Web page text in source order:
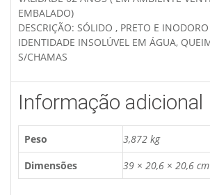
EMBALADO)
DESCRIÇÃO: SÓLIDO , PRETO E INODORO
IDENTIDADE INSOLÚVEL EM ÁGUA,
S/CHAMAS
Informação adicional
Peso
3,872 kg
Dimensões
39 × 20,6 × 20,6 cm